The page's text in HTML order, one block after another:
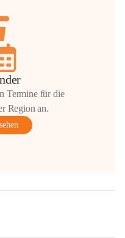
Termine für die
Region an.